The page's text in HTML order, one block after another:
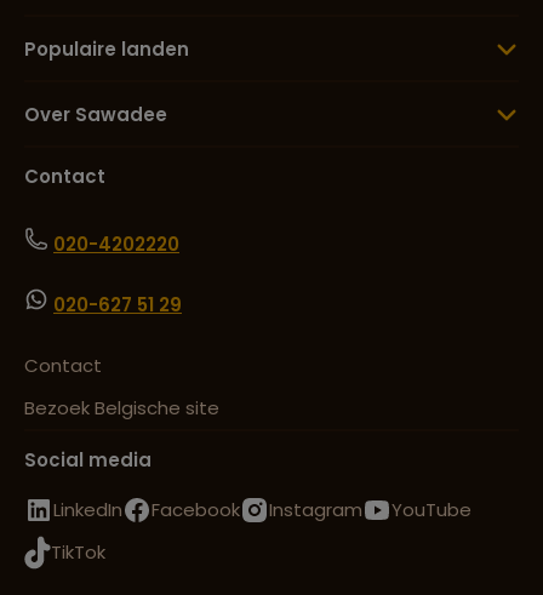
Populaire landen
Over Sawadee
Contact
020-4202220
020-627 51 29
Contact
Bezoek Belgische site
Social media
LinkedIn
Facebook Instagram
YouTube
TikTok